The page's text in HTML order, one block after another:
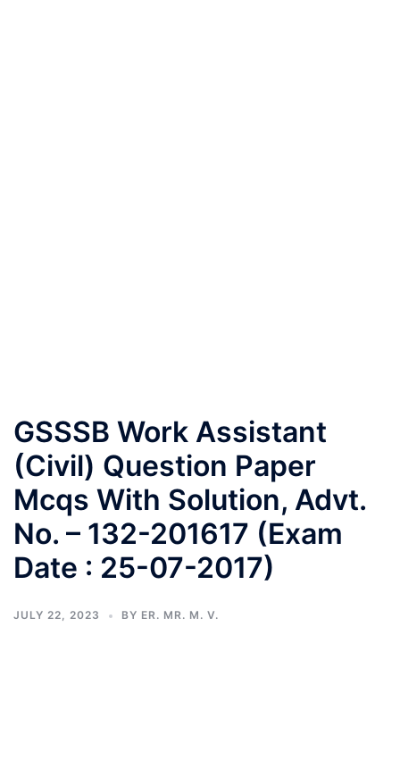
GSSSB Work Assistant
(Civil) Question Paper
Mcqs With Solution, Advt.
No. – 132-201617 (Exam
Date : 25-07-2017)
JULY 22, 2023 BY ER. MR. M. V.